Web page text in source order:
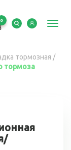
0
тормозная /
тормоза